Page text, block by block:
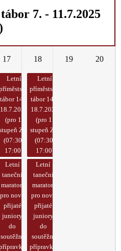
7. - 11.7.2025
17
Letní
tábor 14. -
18.7.2025
(pro 1.
ZŠ)
(07:30-
17:00)
Letní
taneční
maraton
pro nově
přijaté
juniory
do
soutěžní
18
Letní
příměstský
tábor 14. -
18.7.2025
(pro 1.
stupeň ZŠ)
(07:30-
17:00)
Letní
taneční
maraton
pro nově
přijaté
juniory
do
soutěžní
přípravky
19 20